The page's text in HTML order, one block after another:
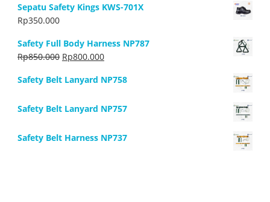
Sepatu Safety Kings KWS-701X
Rp350.000
Safety Full Body Harness NP787
Rp850.000 Harga
adalah:
Rp800.000Harga
ini
Rp800.000.
Safety Belt Lanyard NP758
Safety Belt Lanyard NP757
Safety Belt Harness NP737